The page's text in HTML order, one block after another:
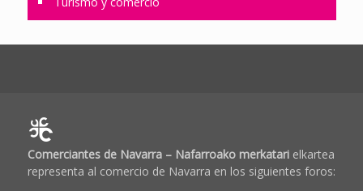
Comerciantes de Navarra – Nafarroako merkatarielkartea
representa al comercio de Navarra en los siguientes foros: